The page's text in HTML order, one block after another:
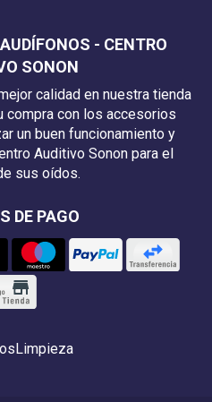
- CENTRO
SONON
calidad en nuestra tienda
compra con los accesorios
un buen funcionamiento y
Auditivo Sonon para el
sus oídos.
DE PAGO
Limpieza